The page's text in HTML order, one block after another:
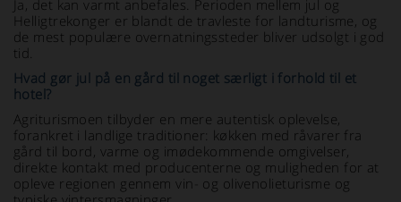
Ja, det kan varmt anbefales. Perioden mellem jul og
Helligtrekonger er blandt de travleste for landturisme, og
de mest populære overnatningssteder bliver udsolgt i god
tid.
Hvad gør jul på en gård til noget særligt i forhold til et
hotel?
Agriturismoen tilbyder en mere autentisk oplevelse,
forankret i landlige traditioner: køkken med råvarer fra
gård til bord, varme og imødekommende omgivelser,
direkte kontakt med producenterne og muligheden for at
opleve regionen gennem vin- og olivenolieturisme og